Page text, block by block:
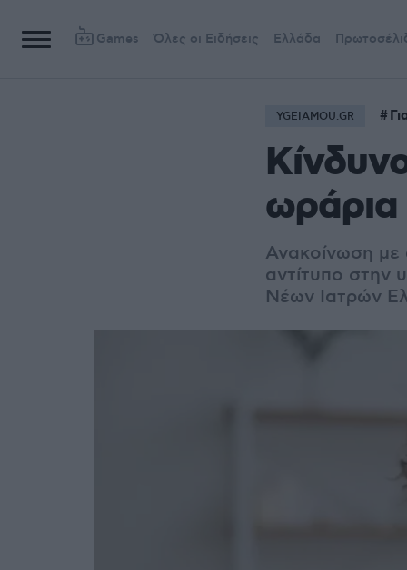
Games Όλες οι Ειδήσεις Ελλάδα
YGEIAMOU.GR
ωράρια
Ανακοίνωση με
αντίτυπο στην
Νέων Ιατρών